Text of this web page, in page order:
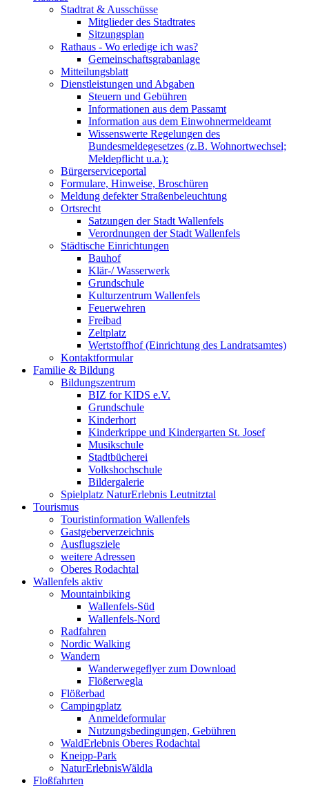
Stadtrat & Ausschüsse
Mitglieder des Stadtrates
Sitzungsplan
Rathaus - Wo erledige ich was?
Gemeinschaftsgrabanlage
Mitteilungsblatt
Dienstleistungen und Abgaben
Steuern und Gebühren
Informationen aus dem Passamt
Information aus dem Einwohnermeldeamt
Wissenswerte Regelungen des
Bundesmeldegesetzes (z.B. Wohnortwechsel;
Meldepflicht u.a.):
Bürgerserviceportal
Formulare, Hinweise, Broschüren
Meldung defekter Straßenbeleuchtung
Ortsrecht
Satzungen der Stadt Wallenfels
Verordnungen der Stadt Wallenfels
Städtische Einrichtungen
Bauhof
Klär-/ Wasserwerk
Grundschule
Kulturzentrum Wallenfels
Feuerwehren
Freibad
Zeltplatz
Wertstoffhof (Einrichtung des Landratsamtes)
Kontaktformular
Familie & Bildung
Bildungszentrum
BIZ for KIDS e.V.
Grundschule
Kinderhort
Kinderkrippe und Kindergarten St. Josef
Musikschule
Stadtbücherei
Volkshochschule
Bildergalerie
Spielplatz NaturErlebnis Leutnitztal
Tourismus
Touristinformation Wallenfels
Gastgeberverzeichnis
Ausflugsziele
weitere Adressen
Oberes Rodachtal
Wallenfels aktiv
Mountainbiking
Wallenfels-Süd
Wallenfels-Nord
Radfahren
Nordic Walking
Wandern
Wanderwegeflyer zum Download
Flößerwegla
Flößerbad
Campingplatz
Anmeldeformular
Nutzungsbedingungen, Gebühren
WaldErlebnis Oberes Rodachtal
Kneipp-Park
NaturErlebnisWäldla
Floßfahrten